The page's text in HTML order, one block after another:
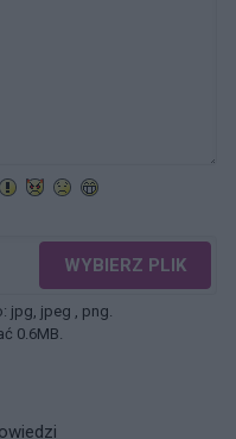
WYBIERZ PLIK
jpg, jpeg , png.
0.6MB.